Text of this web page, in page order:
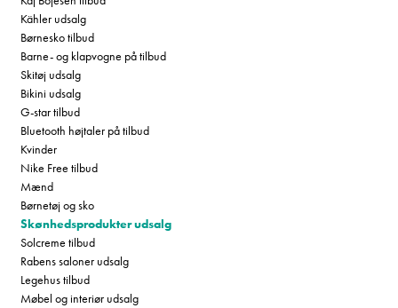
Kähler udsalg
Børnesko tilbud
Barne- og klapvogne på tilbud
Skitøj udsalg
Bikini udsalg
G-star tilbud
Bluetooth højtaler på tilbud
Kvinder
Nike Free tilbud
Mænd
Børnetøj og sko
Skønhedsprodukter udsalg
Solcreme tilbud
Rabens saloner udsalg
Legehus tilbud
Møbel og interiør udsalg